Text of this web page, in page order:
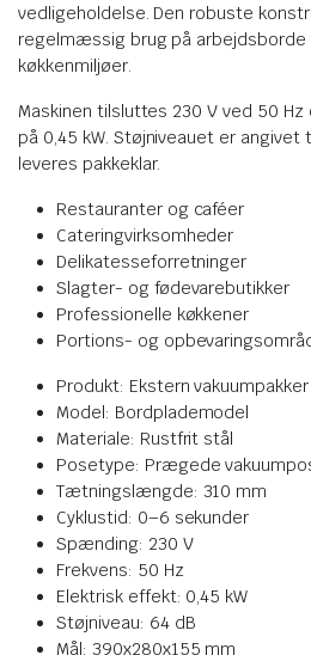
vedligeholdelse. Den robuste
regelmæssig brug på arbejdsborde
køkkenmiljøer.
Maskinen tilsluttes 230 V ved 50
på 0,45 kW. Støjniveauet er angivet
leveres pakkeklar.
Restauranter og caféer
Cateringvirksomheder
Delikatesseforretninger
Slagter- og fødevarebutikker
Professionelle køkkener
Portions- og
Produkt: Ekstern vakuumpakker
Model: Bordplademodel
Materiale: Rustfrit stål
Posetype: Prægede
Tætningslængde: 310 mm
Cyklustid: 0–6 sekunder
Spænding: 230 V
Frekvens: 50 Hz
Elektrisk effekt: 0,45 kW
Støjniveau: 64 dB
Mål: 390x280x155 mm